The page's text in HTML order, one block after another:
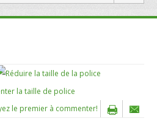
le premier à commenter!